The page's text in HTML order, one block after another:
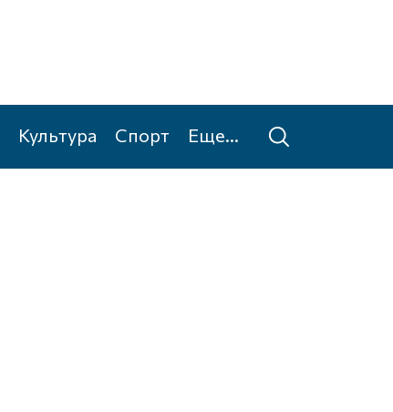
Культура Спорт Еще...